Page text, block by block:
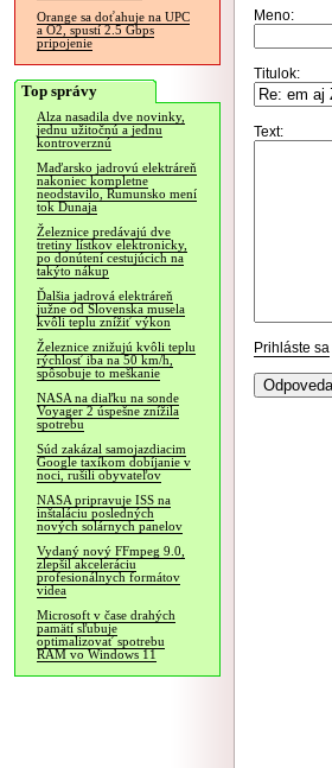
Orange sa doťahuje na UPC
a O2, spustí 2.5 Gbps
pripojenie
Top správy
Alza nasadila dve novinky,
jednu užitočnú a jednu
kontroverznú
Maďarsko jadrovú elektráreň
nakoniec kompletne
neodstavilo, Rumunsko mení
tok Dunaja
Železnice predávajú dve
tretiny lístkov elektronicky,
po donútení cestujúcich na
takýto nákup
Ďalšia jadrová elektráreň
južne od Slovenska musela
kvôli teplu znížiť výkon
Železnice znižujú kvôli teplu
rýchlosť iba na 50 km/h,
spôsobuje to meškanie
NASA na diaľku na sonde
Voyager 2 úspešne znížila
spotrebu
Súd zakázal samojazdiacim
Google taxíkom dobíjanie v
noci, rušili obyvateľov
NASA pripravuje ISS na
inštaláciu posledných
nových solárnych panelov
Vydaný nový FFmpeg 9.0,
zlepšil akceleráciu
profesionálnych formátov
videa
Microsoft v čase drahých
pamätí sľubuje
optimalizovať spotrebu
RAM vo Windows 11
Meno:
Titulok:
Text:
Prihláste sa